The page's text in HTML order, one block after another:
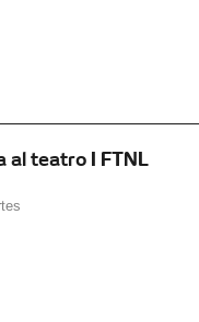
al teatro I FTNL